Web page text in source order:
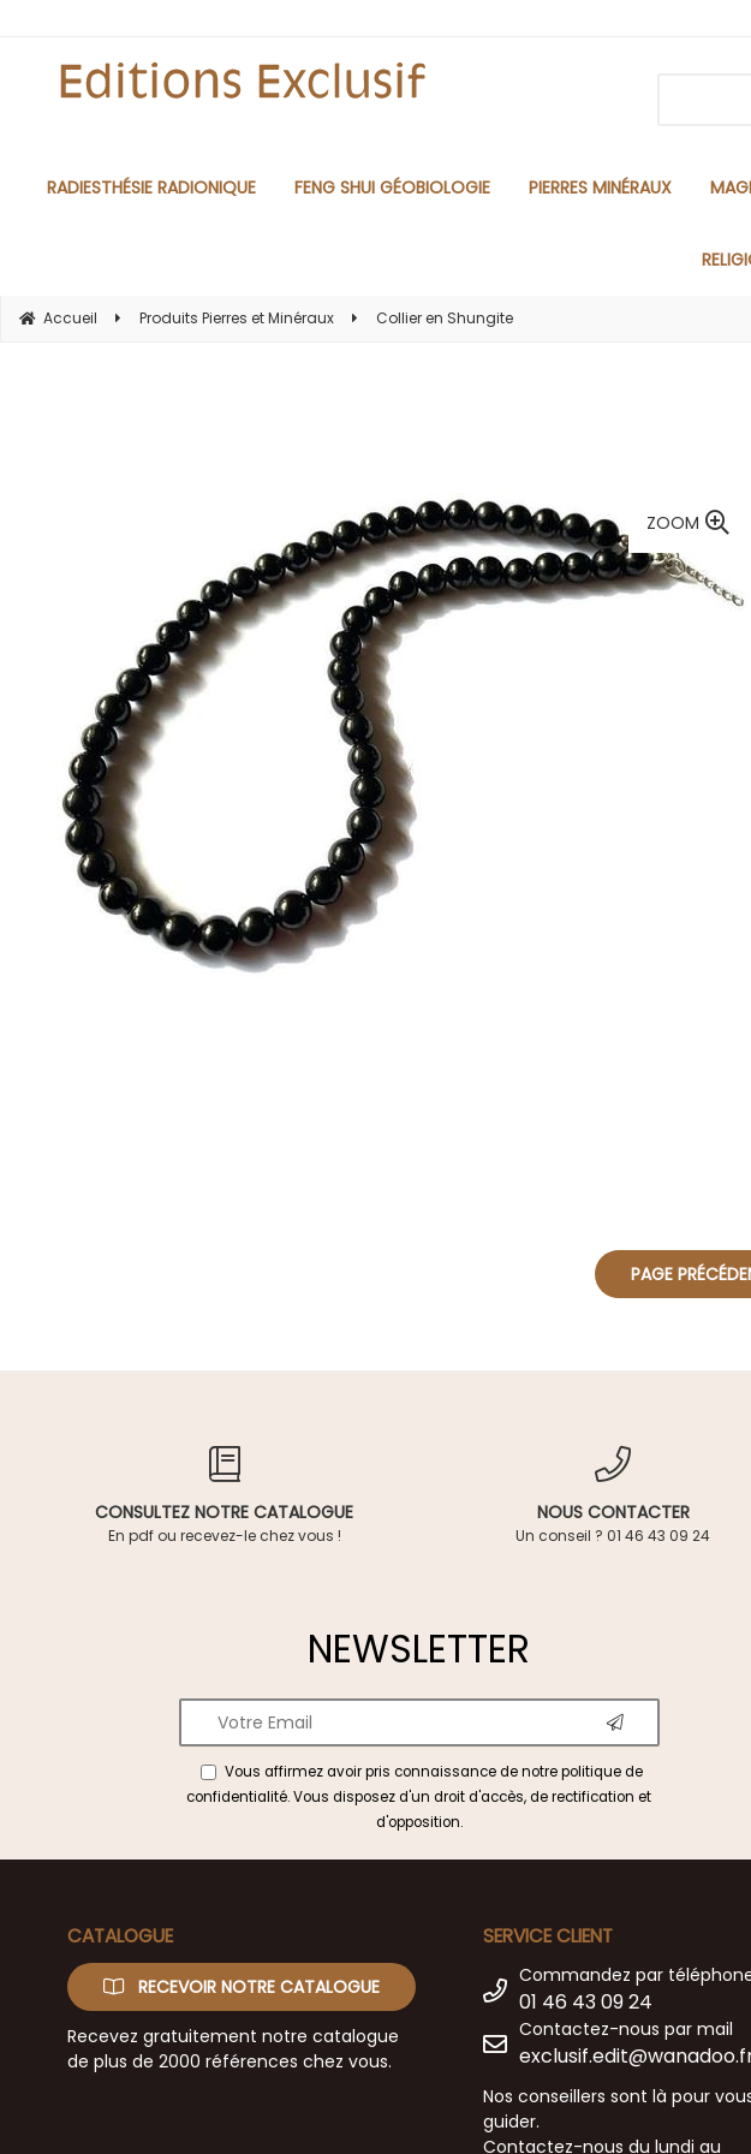
RADIESTHÉSIE RADIONIQUE FENG SHUI GÉOBIOLOGIE PIERRES MINÉRAUX
Accueil Produits Pierres et Minéraux Collier en Shungite
ZOOM
CONSULTEZ NOTRE CATALOGUE
En pdf ou recevez-le chez vous !
NOUS CONTACTER
Un conseil ? 01 46 43 09 24
NEWSLETTER
Vous affirmez avoir pris connaissance de notrepolitique de
confidentialité. Vous disposez d'un droit d'accès, de rectification et
d'opposition.
CATALOGUE
RECEVOIR NOTRE CATALOGUE
Recevez gratuitement notre catalogue
de plus de 2000 références chez vous.
SERVICE CLIENT
Commandez par
01 46 43 09 24
Contactez-nous par mail
Nos conseillers sont là pour
guider.
Contactez-nous du lundi au